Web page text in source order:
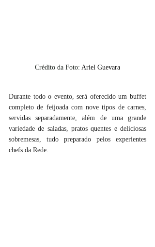
Crédito da Foto: Ariel Guevara
Durante todo o evento, será oferecido um buffet
completo de feijoada com nove tipos de carnes,
servidas separadamente, além de uma grande
variedade de saladas, pratos quentes e deliciosas
sobremesas, tudo preparado pelos experientes
chefs da Rede.